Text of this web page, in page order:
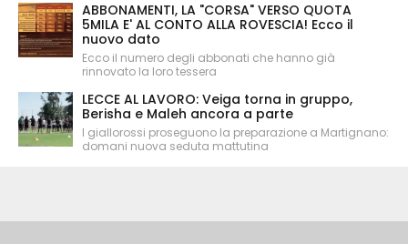
ABBONAMENTI, LA "CORSA" VERSO QUOTA
5MILA E' AL CONTO ALLA ROVESCIA! Ecco il
nuovo dato
Ecco il numero degli abbonati che hanno già
rinnovato la loro tessera
LECCE AL LAVORO: Veiga torna in gruppo,
Berisha e Maleh ancora a parte
I giallorossi proseguono la preparazione a Martignano:
domani nuova seduta mattutina